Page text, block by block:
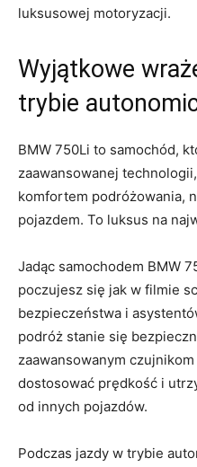
luksusowej ⁣motoryzacji.
Wyjątkowe​
trybie
BMW 750Li to samochód,
⁤zaawansowanej
komfortem podróżowania,
pojazdem. To luksus na‍
Jadąc⁤ samochodem ⁤BMW
poczujesz się jak w filmie
bezpieczeństwa i
podróż stanie się
zaawansowanym
dostosować‍ prędkość i
od innych pojazdów.
Podczas jazdy w ‌trybie